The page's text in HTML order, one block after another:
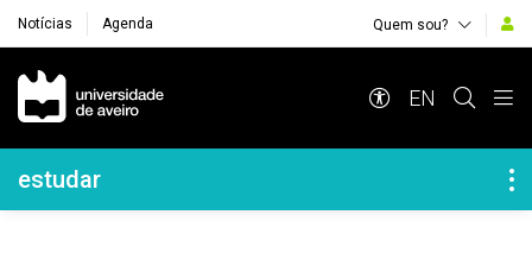
Notícias Agenda Quem sou?
Navegação Principal
EN
Navegação Lateral
estudar